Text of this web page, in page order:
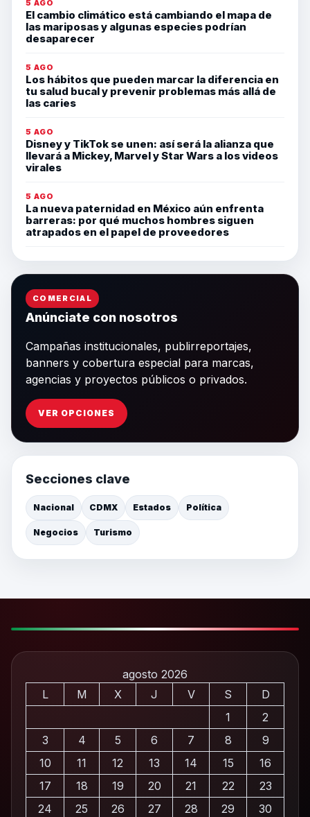
5 AGO
El cambio climático está cambiando el mapa de
las mariposas y algunas especies podrían
desaparecer
5 AGO
Los hábitos que pueden marcar la diferencia en
tu salud bucal y prevenir problemas más allá de
las caries
5 AGO
Disney y TikTok se unen: así será la alianza que
llevará a Mickey, Marvel y Star Wars a los videos
virales
5 AGO
La nueva paternidad en México aún enfrenta
barreras: por qué muchos hombres siguen
atrapados en el papel de proveedores
COMERCIAL
Anúnciate con nosotros
Campañas institucionales, publirreportajes,
banners y cobertura especial para marcas,
agencias y proyectos públicos o privados.
VER OPCIONES
Secciones clave
Nacional CDMX Estados Política
Negocios Turismo
agosto 2026
L
M X J V S
D
1
2
3
4 5 6 7 8
9
10
11 12 13 14 15
16
17
18 19 20 21 22
23
24
25 26 27 28 29
30